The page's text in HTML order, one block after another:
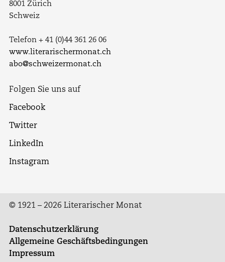
8001 Zürich
Schweiz
Telefon + 41 (0)44 361 26 06
www.literarischermonat.ch
abo@schweizermonat.ch
Folgen Sie uns auf
Facebook
Twitter
LinkedIn
Instagram
© 1921 – 2026 Literarischer Monat
Datenschutzerklärung
Allgemeine Geschäftsbedingungen
Impressum